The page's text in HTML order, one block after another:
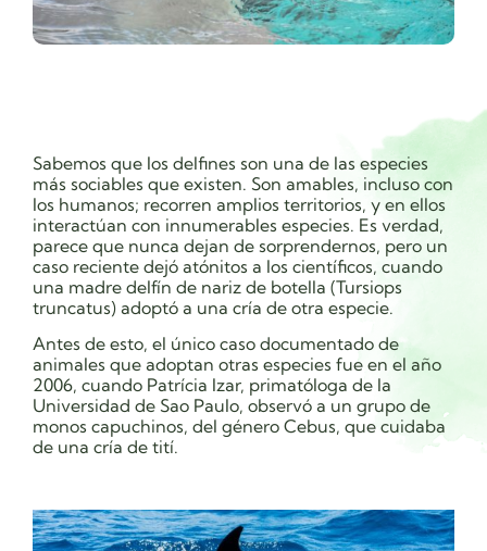
Sabemos que los delfines son una de las especies
más sociables que existen. Son amables, incluso con
los humanos; recorren amplios territorios, y en ellos
interactúan con innumerables especies. Es verdad,
parece que nunca dejan de sorprendernos, pero un
caso reciente dejó atónitos a los científicos, cuando
una madre delfín de nariz de botella (Tursiops
truncatus) adoptó a una cría de otra especie.
Antes de esto, el único caso documentado de
animales que adoptan otras especies fue en el año
2006, cuando Patrícia Izar, primatóloga de la
Universidad de Sao Paulo, observó a un grupo de
monos capuchinos, del género Cebus, que cuidaba
de una cría de tití.